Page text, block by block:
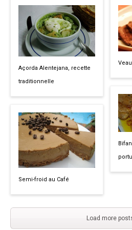
Açorda Alentejana, recette
traditionnelle
Semi-froid au Café
Load more